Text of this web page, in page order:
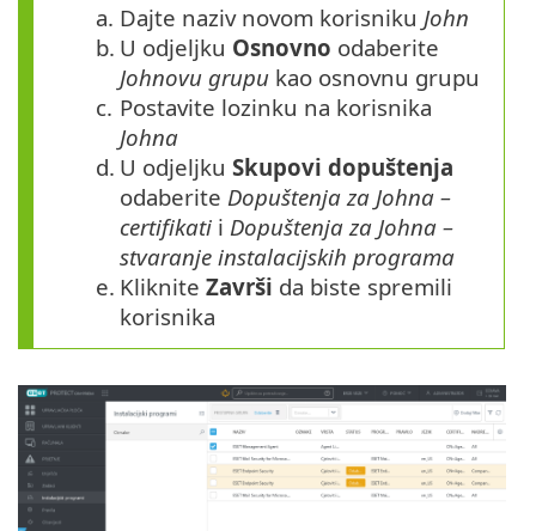
a. Dajte naziv novom korisniku John
b. U odjeljku Osnovno odaberite
Johnovu grupu kao osnovnu grupu
c. Postavite lozinku na korisnika
Johna
d. U odjeljku Skupovi dopuštenja
odaberite Dopuštenja za Johna –
certifikati i Dopuštenja za Johna –
stvaranje instalacijskih programa
e. Kliknite Završi da biste spremili
korisnika